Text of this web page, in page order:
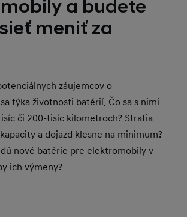
a budete
meniť za
záujemcov o
týka životnosti batérií. Čo sa s nimi
či 200-tisíc kilometroch? Stratia
a dojazd klesne na minimum?
nové batérie pre elektromobily v
ich výmeny?